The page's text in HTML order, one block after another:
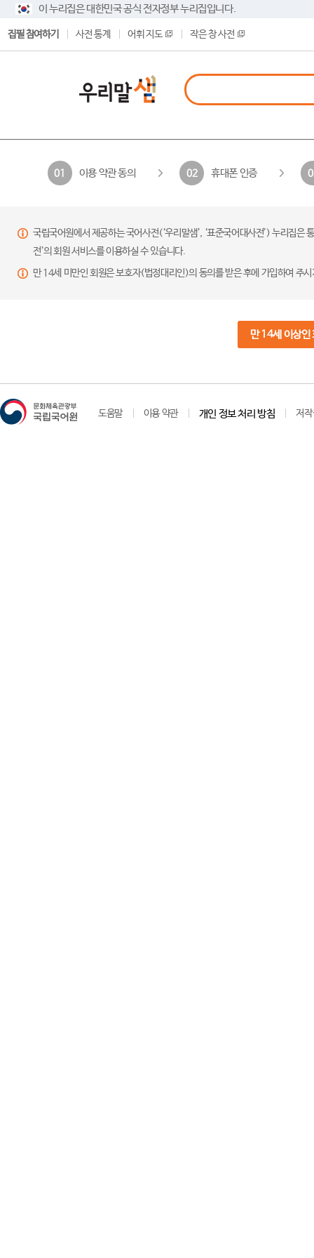
이 누리집은 대한민국 공식 전자정부 누리집입니다.
집필 참여하기 사전 통계 어휘 지도 작은 창 사전
01 이용 약관 동의 02 휴대폰 인증
국립국어원에서 제공하는 국어사전(‘우리말샘’, ‘표준국어대사전’) 누리집
전’의 회원 서비스를 이용하실 수 있습니다.
만 14세 미만인 회원은 보호자(법정대리인)의 동의를 받은 후에 가입하여 주
만 14세 이상인
도움말 이용 약관 개인 정보 처리 방침 저